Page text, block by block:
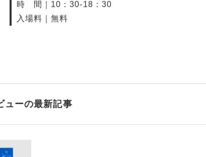
時 間｜10：30-18：30
入場料｜無料
ューの最新記事